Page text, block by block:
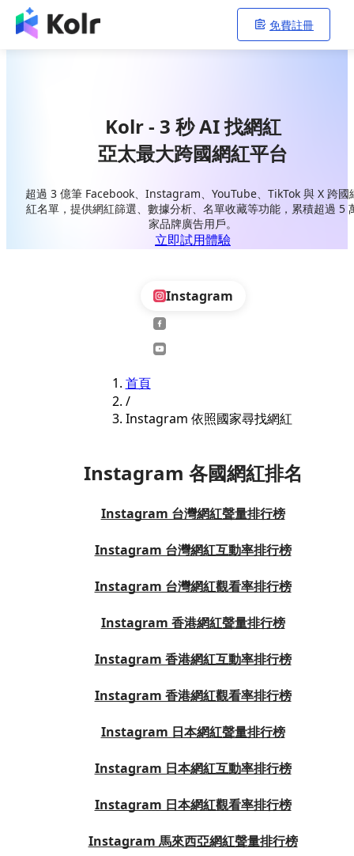
免費註冊
Kolr - 3 秒 AI 找網紅
亞太最大跨國網紅平台
超過 3 億筆 Facebook、Instagram、YouTube、TikTok 與 X 跨國
紅名單，提供網紅篩選、數據分析、名單收藏等功能，累積超過 5
家品牌廣告用戶。
立即試用體驗
首頁
/
Instagram 依照國家尋找網紅
Instagram
Instagram 各國網紅排名
Instagram 台灣網紅聲量排行榜
Instagram 台灣網紅互動率排行榜
Instagram 台灣網紅觀看率排行榜
Instagram 香港網紅聲量排行榜
Instagram 香港網紅互動率排行榜
Instagram 香港網紅觀看率排行榜
Instagram 日本網紅聲量排行榜
Instagram 日本網紅互動率排行榜
Instagram 日本網紅觀看率排行榜
Instagram 馬來西亞網紅聲量排行榜